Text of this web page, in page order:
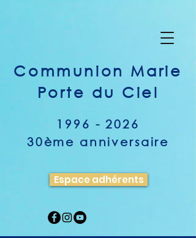
Communion Marie
Porte du Ciel
1996 - 2026
30ème anniversaire
Espace adhérents